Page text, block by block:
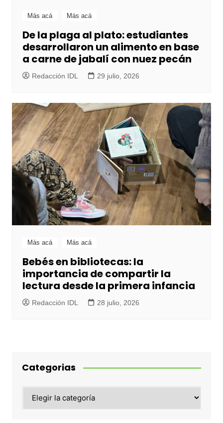
Más acá Más acá
De la plaga al plato: estudiantes
desarrollaron un alimento en base
a carne de jabalí con nuez pecán
Redacción IDL 29 julio, 2026
Más acá Más acá
Bebés en bibliotecas: la
importancia de compartir la
lectura desde la primera infancia
Redacción IDL 28 julio, 2026
Categorias